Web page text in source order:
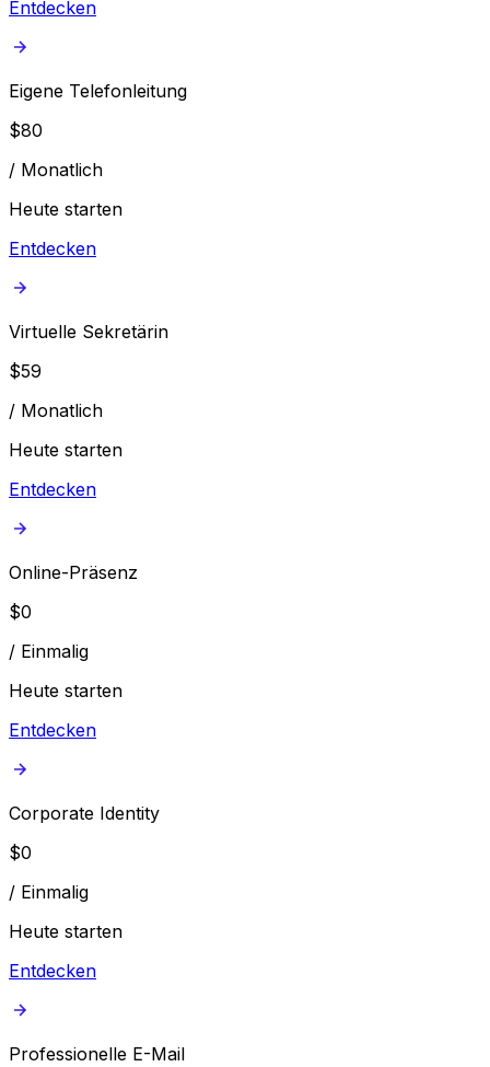
Entdecken
Eigene Telefonleitung
$80
/ Monatlich
Heute starten
Entdecken
Virtuelle Sekretärin
$59
/ Monatlich
Heute starten
Entdecken
Online-Präsenz
$0
/ Einmalig
Heute starten
Entdecken
Corporate Identity
$0
/ Einmalig
Heute starten
Entdecken
Professionelle E-Mail